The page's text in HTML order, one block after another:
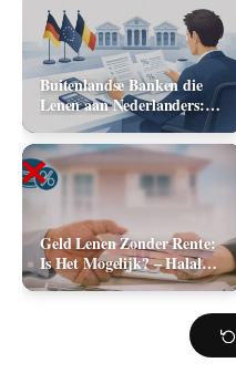
Buitenlandse Banken die
Lenen aan Nederlanders:
Complete Lijst +
Vergelijking 2026
Geld Lenen Zonder Rente:
Is Het Mogelijk? – Halal
Geld Lenen